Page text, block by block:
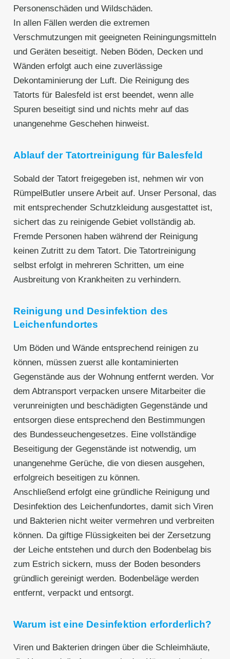
Personenschäden und Wildschäden.
In allen Fällen werden die extremen
Verschmutzungen mit geeigneten Reiningungsmitteln
und Geräten beseitigt. Neben Böden, Decken und
Wänden erfolgt auch eine zuverlässige
Dekontaminierung der Luft. Die Reinigung des
Tatorts für Balesfeld ist erst beendet, wenn alle
Spuren beseitigt sind und nichts mehr auf das
unangenehme Geschehen hinweist.
Ablauf der Tatortreinigung für Balesfeld
Sobald der Tatort freigegeben ist, nehmen wir von
RümpelButler unsere Arbeit auf. Unser Personal, das
mit entsprechender Schutzkleidung ausgestattet ist,
sichert das zu reinigende Gebiet vollständig ab.
Fremde Personen haben während der Reinigung
keinen Zutritt zu dem Tatort. Die Tatortreinigung
selbst erfolgt in mehreren Schritten, um eine
Ausbreitung von Krankheiten zu verhindern.
Reinigung und Desinfektion des
Leichenfundortes
Um Böden und Wände entsprechend reinigen zu
können, müssen zuerst alle kontaminierten
Gegenstände aus der Wohnung entfernt werden. Vor
dem Abtransport verpacken unsere Mitarbeiter die
verunreinigten und beschädigten Gegenstände und
entsorgen diese entsprechend den Bestimmungen
des Bundesseuchengesetzes. Eine vollständige
Beseitigung der Gegenstände ist notwendig, um
unangenehme Gerüche, die von diesen ausgehen,
erfolgreich beseitigen zu können.
Anschließend erfolgt eine gründliche Reinigung und
Desinfektion des Leichenfundortes, damit sich Viren
und Bakterien nicht weiter vermehren und verbreiten
können. Da giftige Flüssigkeiten bei der Zersetzung
der Leiche entstehen und durch den Bodenbelag bis
zum Estrich sickern, muss der Boden besonders
gründlich gereinigt werden. Bodenbeläge werden
entfernt, verpackt und entsorgt.
Warum ist eine Desinfektion erforderlich?
Viren und Bakterien dringen über die Schleimhäute,